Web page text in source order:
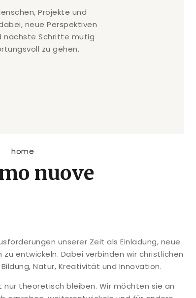
Projekte und
neue Perspektiven
nächste Schritte mutig
zu gehen.
nuove
unserer Zeit als Einladung, neue
entwickeln. Dabei verbinden wir christlichen
Natur, Kreativität und Innovation.
nur theoretisch bleiben. Wir möchten sie an